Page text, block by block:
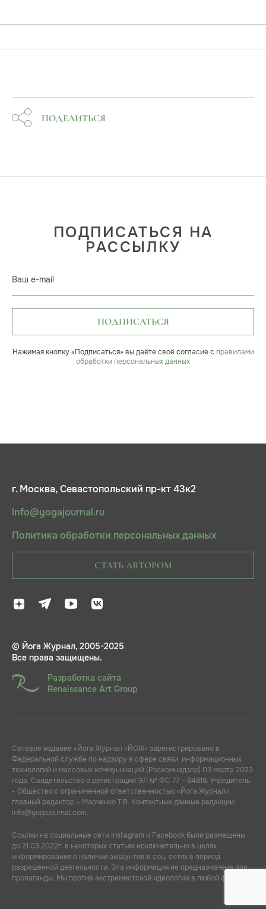
ПОДЕЛИТЬСЯ
ПОДПИСАТЬСЯ НА
РАССЫЛКУ
Ваш e-mail
ПОДПИСАТЬСЯ
Нажимая кнопку «Подписаться» вы даёте своё согласие с правилами
обработки персональных данных
г. Москва, Севастопольский пр-кт 43к2
info@yogajournal.ru
Политика обработки персональных данных
СТАТЬ АВТОРОМ
© Йога Журнал, 2005-2025
Все права защищены.
Разработка сайта
Renaissance Art Group
Сетевое издание «Йога Журнал «ЙОЖ» зарегистрировано в
Федеральной службе по надзору в сфере связи, информационных
технологий и массовых коммуникаций (Роскомнадзор) 03 марта 2023
года. Свидетельство о регистрации ЭЛ № ФС 77 – 84818. Учредитель
- Общество с ограниченной ответственностью «Йога Журнал»,
главный редактор – Марченко Т.В. Контактные данные редакции:
info@yogajournal.com.
Ссылки на социальные сети Instagram и Facebook были размещены
до 21.03.2022г. в некоторых статьях исключительно в целях
информирования о наличии аккаунтов в соц. сетях в период
разрешенной деятельности. Эта информация не предназначена для
пропаганды. Мы против экстремистской идеологии в любой форме.